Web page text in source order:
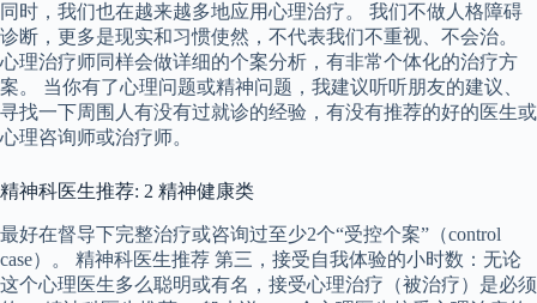
同时，我们也在越来越多地应用心理治疗。 我们不做人格障碍
诊断，更多是现实和习惯使然，不代表我们不重视、不会治。
心理治疗师同样会做详细的个案分析，有非常个体化的治疗方
案。 当你有了心理问题或精神问题，我建议听听朋友的建议、
寻找一下周围人有没有过就诊的经验，有没有推荐的好的医生或
心理咨询师或治疗师。
精神科医生推荐: 2 精神健康类
最好在督导下完整治疗或咨询过至少2个“受控个案”（control
case）。 精神科医生推荐 第三，接受自我体验的小时数：无论
这个心理医生多么聪明或有名，接受心理治疗（被治疗）是必须